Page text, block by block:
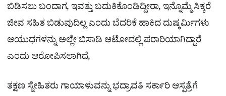
ಬಿಡಿಸಲು ಬಂದಾಗ, ಇವತ್ತು ಬದುಕಿಕೊಂಡಿದ್ದೀರಾ, ಇನ್ನೊಮ್ಮೆ ಸಿಕ್ಕರೆ
ಜೀವ ಸಹಿತ ಬಿಡುವುದಿಲ್ಲ ಎಂದು ಬೆದರಿಕೆ ಹಾಕಿದ ದುಷ್ಕರ್ಮಿಗಳು
ಆಯುಧಗಳನ್ನು ಅಲ್ಲೇ ಬಿಸಾಡಿ ಆಟೋದಲ್ಲಿ ಪರಾರಿಯಾಗಿದ್ದಾರೆ
ಎಂದು ಆರೋಪಿಸಲಾಗಿದೆ,
ತಕ್ಷಣ ಸ್ನೇಹಿತರು ಗಾಯಾಳುವನ್ನು ಭದ್ರಾವತಿ ಸರ್ಕಾರಿ ಆಸ್ಪತ್ರೆಗೆ